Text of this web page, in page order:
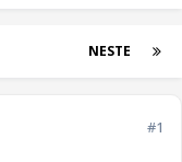
NESTE
#1